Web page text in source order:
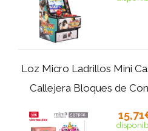
Loz Micro Ladrillos Mini
Callejera Bloques de